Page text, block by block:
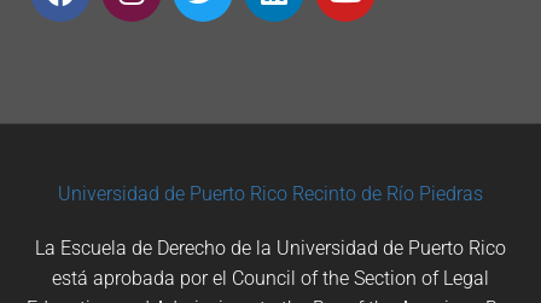
Universidad de Puerto Rico Recinto de Río Piedras
La Escuela de Derecho de la Universidad de Puerto Rico
está aprobada por el Council of the Section of Legal